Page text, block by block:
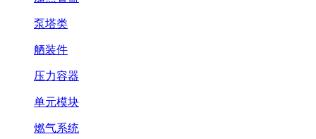
泵塔类
舾装件
压力容器
单元模块
燃气系统